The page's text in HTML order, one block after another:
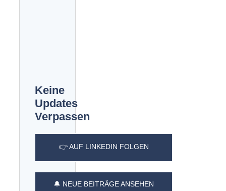
Keine
Updates
Verpassen
👉 AUF LINKEDIN FOLGEN
🔔 NEUE BEITRÄGE ANSEHEN